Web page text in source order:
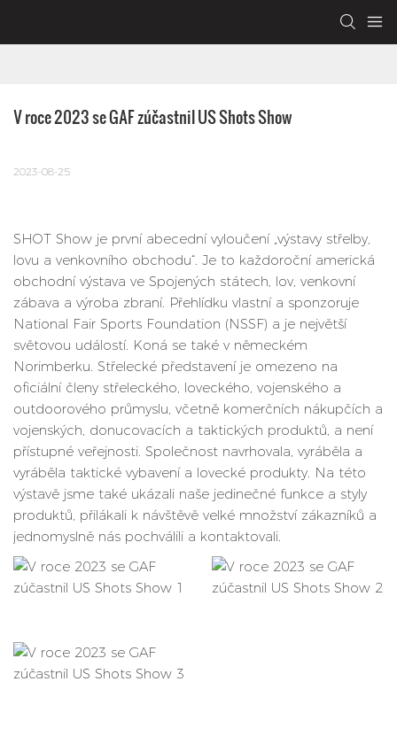
V roce 2023 se GAF zúčastnil US Shots Show
2023-08-25
SHOT Show je první abecední vyloučení „výstavy střelby,
lovu a venkovního obchodu“. Je to každoroční americká
obchodní výstava ve Spojených státech, lov, venkovní
zábava a výroba zbraní. Přehlídku vlastní a sponzoruje
National Fair Sports Foundation (NSSF) a je největší
světovou událostí. Koná se také v německém
Norimberku. Střelecké představení je omezeno na
oficiální členy střeleckého, loveckého, vojenského a
outdoorového průmyslu, včetně komerčních nákupčích a
vojenských, donucovacích a taktických produktů, a není
přístupné veřejnosti. Společnost navrhovala, vyráběla a
vyráběla taktické vybavení a lovecké produkty. Na této
výstavě jsme také ukázali naše jedinečné funkce a styly
produktů, přilákali k návštěvě velké množství zákazníků a
jednomyslně nás pochválili a kontaktovali.